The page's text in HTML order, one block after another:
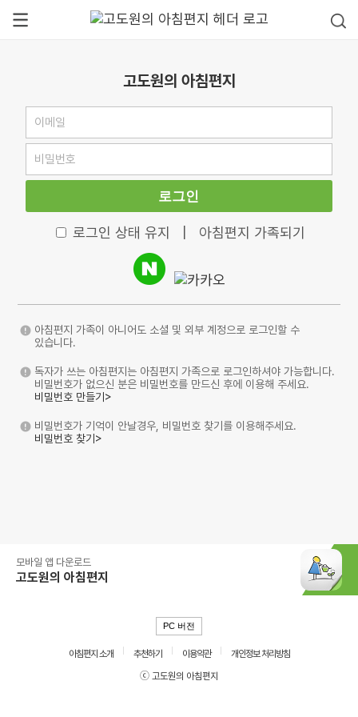
고도원의 아침편지
로그인
로그인 상태 유지 아침편지 가족되기
아침편지 가족이 아니어도 소셜 및 외부 계정으로 로그인할 수
있습니다.
독자가 쓰는 아침편지는 아침편지 가족으로 로그인하셔야 가능합니다.
비밀번호가 없으신 분은 비밀번호를 만드신 후에 이용해 주세요.
비밀번호 만들기>
비밀번호가 기억이 안날경우, 비밀번호 찾기를 이용해주세요.
비밀번호 찾기>
모바일 앱 다운로드
고도원의 아침편지
PC 버전
아침편지 소개 추천하기 이용약관
개인정보 처리방침
ⓒ 고도원의 아침편지